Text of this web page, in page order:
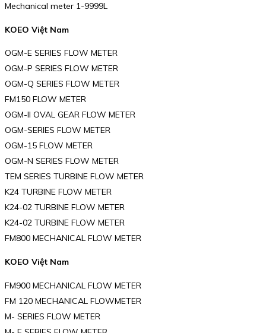
Mechanical meter 1-9999L
KOEO Việt Nam
OGM-E SERIES FLOW METER
OGM-P SERIES FLOW METER
OGM-Q SERIES FLOW METER
FM150 FLOW METER
OGM-ll OVAL GEAR FLOW METER
OGM-SERIES FLOW METER
OGM-15 FLOW METER
OGM-N SERIES FLOW METER
TEM SERIES TURBINE FLOW METER
K24 TURBINE FLOW METER
K24-02 TURBINE FLOW METER
K24-02 TURBINE FLOW METER
FM800 MECHANICAL FLOW METER
KOEO Việt Nam
FM900 MECHANICAL FLOW METER
FM 120 MECHANICAL FLOWMETER
M- SERIES FLOW METER